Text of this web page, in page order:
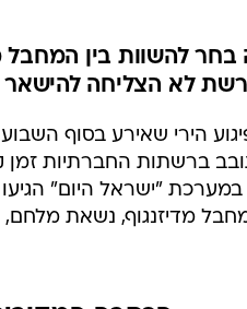
בחר להשוות בין
לא הצליחה
בפיגוע הירי שאירע בסוף
ברשתות החברתיות זמן
במערכת "ישראל היום"
מדיזנגוף, נשאת מלחם,